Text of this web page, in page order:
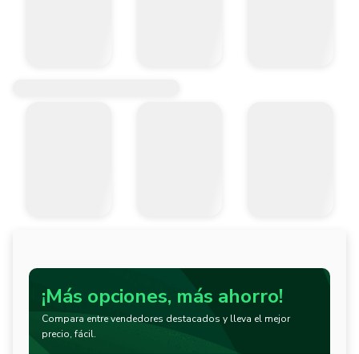
¡Más opciones, más ahorro!
Compara entre vendedores destacados y lleva el mejor
precio, fácil.